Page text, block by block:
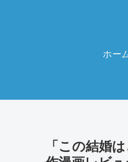
ホー
「この結婚